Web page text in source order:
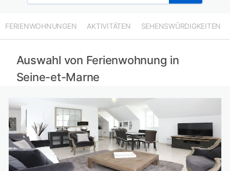
Ferienwohnungen in Val-d’Oise mieten
Ferienwohnungen in Oise mieten
FERIENWOHNUNGEN AKTIVITÄTEN SEHENSWÜRDIGKEITEN
Auswahl von Ferienwohnung in
Seine-et-Marne